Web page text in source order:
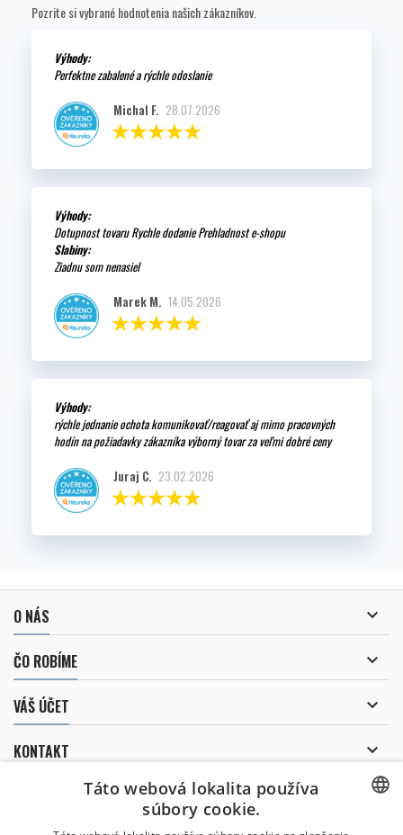
Pozrite si vybrané hodnotenia našich zákazníkov.
Výhody:
Perfektne zabalené a rýchle odoslanie
Michal F. 28.07.2026
Výhody:
Dotupnost tovaru Rychle dodanie Prehladnost e-shopu
Slabiny:
Ziadnu som nenasiel
Marek M. 14.05.2026
Výhody:
rýchle jednanie ochota komunikovať/reagovať aj mimo pracovných
hodín na požiadavky zákazníka výborný tovar za veľmi dobré ceny
Juraj C. 23.02.2026
O NÁS 
ČO ROBÍME 
VÁŠ ÚČET 
KONTAKT 
ZASIELANIE NOVINIEK
CZECH
Táto webová lokalita používa
súbory cookie.